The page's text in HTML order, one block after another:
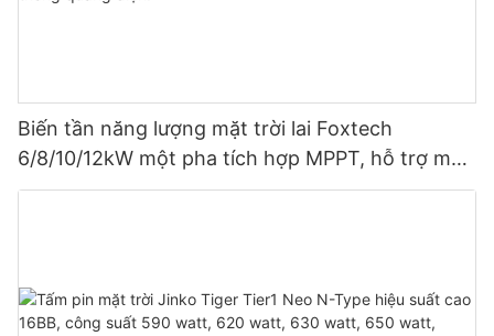
Biến tần năng lượng mặt trời lai Foxtech
6/8/10/12kW một pha tích hợp MPPT, hỗ trợ mắc
song song 9 thiết bị cho hệ thống quang điện.